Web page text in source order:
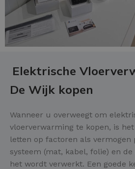
Elektrische
De Wijk kopen
Wanneer u overweegt om
vloerverwarming te kopen, is
letten op factoren als vermogen
systeem (mat, kabel, folie) en
het wordt verwerkt. Een goede